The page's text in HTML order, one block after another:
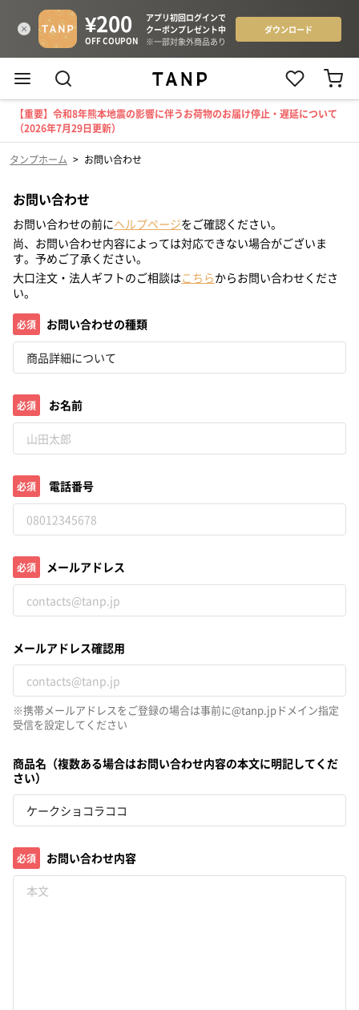
【重要】令和8年熊本地震の影響に伴うお荷物のお届け停止・遅延について
（2026年7月29日更新）
タンプホーム > お問い合わせ
お問い合わせ
お問い合わせの前にヘルプページをご確認ください。
尚、お問い合わせ内容によっては対応できない場合がございま
す。予めご了承ください。
大口注文・法人ギフトのご相談はこちらからお問い合わせくださ
い。
必須 お問い合わせの種類
必須 お名前
必須 電話番号
必須 メールアドレス
メールアドレス確認用
※携帯メールアドレスをご登録の場合は事前に@tanp.jpドメイン指定
受信を設定してください
商品名（複数ある場合はお問い合わせ内容の本文に明記してくだ
さい）
必須 お問い合わせ内容